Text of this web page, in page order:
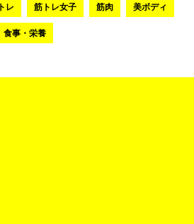
レ 筋トレ女子 筋肉 美ボディ
食事・栄養